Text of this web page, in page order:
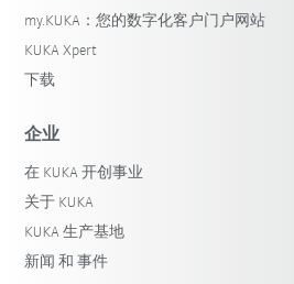
my.KUKA：您的数字化客户门户网站
KUKA Xpert
下载
企业
在 KUKA 开创事业
关于 KUKA
KUKA 生产基地
新闻 和 事件